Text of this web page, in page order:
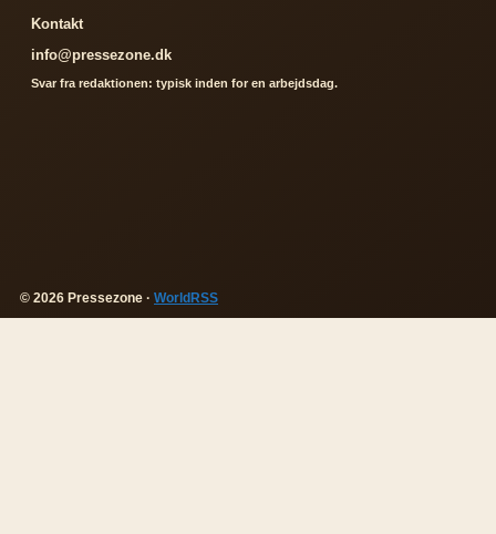
Kontakt
info@pressezone.dk
Svar fra redaktionen: typisk inden for en arbejdsdag.
© 2026 Pressezone · WorldRSS